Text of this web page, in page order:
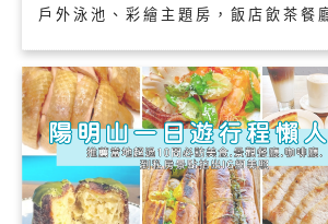
戶外泳池、彩繪主題房，飯店飲茶餐